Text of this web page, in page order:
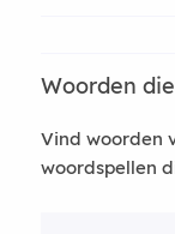
Woorden
Vind woorden
woordspellen